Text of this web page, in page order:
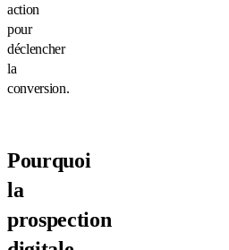
action
pour
déclencher
la
conversion.
Pourquoi
la
prospection